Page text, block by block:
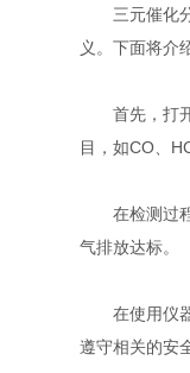
三元催化分
义。下面将介
首先，打开
目，如CO、
在检测过程
气排放达标。
在使用仪器
遵守相关的安